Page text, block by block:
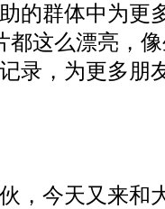
的群体中为更
都这么漂亮，
录，为更多朋
，今天又来和